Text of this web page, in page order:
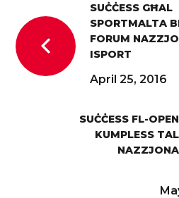
SUĊĊESS GĦAL
SPORTMALTA
FORUM
ISPORT
April 25, 2016
SUĊĊESS FL-
KUMPLESS